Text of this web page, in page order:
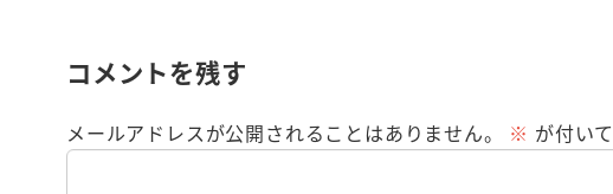
コメントを残す
メールアドレスが公開されることはありません。 ※ が付い